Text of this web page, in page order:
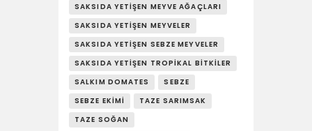
SAKSIDA YETIŞEN MEYVE AĞAÇLARI
SAKSIDA YETIŞEN MEYVELER
SAKSIDA YETIŞEN SEBZE MEYVELER
SAKSIDA YETIŞEN TROPIKAL BITKILER
SALKIM DOMATES
SEBZE
SEBZE EKIMI
TAZE SARIMSAK
TAZE SOĞAN